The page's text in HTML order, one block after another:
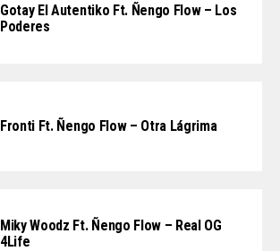
Gotay El Autentiko Ft. Ñengo Flow – Los
Poderes
Fronti Ft. Ñengo Flow – Otra Lágrima
Miky Woodz Ft. Ñengo Flow – Real OG
4Life